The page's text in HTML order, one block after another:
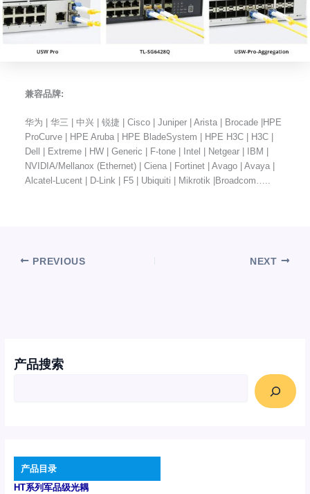
产品搜索
产品目录
HT系列军品级光耦
兼容品牌:
华为 | 华三 | 中兴 | 锐捷 | Cisco | Juniper | Arista | Brocade |HPE
ProCurve | HPE Aruba | HPE BladeSystem | HPE H3C | H3C |
Dell | Extreme | HW | Generic | F-tone | Intel | Netgear | IBM |
NVIDIA/Mellanox (Ethernet) | Ciena | Fortinet | Avago | Avaya |
Alcatel-Lucent | D-Link | F5 | Ubiquiti | Mikrotik |Broadcom…..
PREVIOUS NEXT